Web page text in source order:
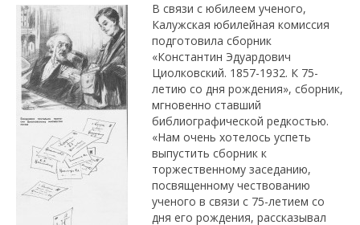
В связи с юбилеем ученого,
Калужская юбилейная комиссия
подготовила сборник
«Константин Эдуардович
Циолковский. 1857-1932. К 75-
летию со дня рождения», сборник,
мгновенно ставший
библиографической редкостью.
«Нам очень хотелось успеть
выпустить сборник к
торжественному заседанию,
посвященному чествованию
ученого в связи с 75-летием со
дня его рождения, рассказывал